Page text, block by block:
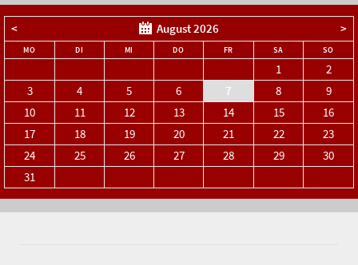
< August 2026 >
MONTAG DI MI DONNERSTAGFR SAMSTAG SO
1
2
3
4 5 6 7 8
9
10
11 12 13 14 15
16
17
18 19 20 21 22
23
24
25 26 27 28 29
30
31